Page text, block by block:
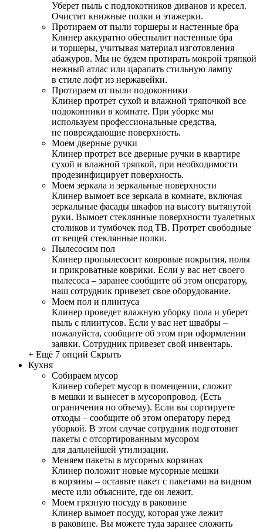
Уберет пыль с подлокотников диванов и кресел.
Очистит книжные полки и этажерки.
Протираем от пыли торшеры и настенные бра
Клинер аккуратно обеспылит настенные бра
и торшеры, учитывая материал изготовления
абажуров. Мы не будем протирать мокрой тряпкой
нежный атлас или царапать стильную лампу
в стиле лофт из нержавейки.
Протираем от пыли подоконники
Клинер протрет сухой и влажной тряпочкой все
подоконники в комнате. При уборке мы
используем профессиональные средства,
не повреждающие поверхность.
Моем дверные ручки
Клинер протрет все дверные ручки в квартире
сухой и влажной тряпкой, при необходимости
продезинфицирует поверхность.
Моем зеркала и зеркальные поверхности
Клинер вымоет все зеркала в комнате, включая
зеркальные фасады шкафов на высоту вытянутой
руки. Вымоет стеклянные поверхности туалетных
столиков и тумбочек под ТВ. Протрет свободные
от вещей стеклянные полки.
Пылесосим пол
Клинер пропылесосит ковровые покрытия, полы
и прикроватные коврики. Если у вас нет своего
пылесоса – заранее сообщите об этом оператору,
наш сотрудник привезет свое оборудование.
Моем пол и плинтуса
Клинер проведет влажную уборку пола и уберет
пыль с плинтусов. Если у вас нет швабры –
пожалуйста, сообщите об этом при оформлении
заявки. Сотрудник привезет свой инвентарь.
+ Ещё 7 опций Скрыть
Кухня
Собираем мусор
Клинер соберет мусор в помещении, сложит
в мешки и вынесет в мусоропровод. (Есть
ограничения по объему). Если вы сортируете
отходы – сообщите об этом оператору перед
уборкой. В этом случае сотрудник подготовит
пакеты с отсортированным мусором
для дальнейшей утилизации.
Меняем пакеты в мусорных корзинах
Клинер положит новые мусорные мешки
в корзины – оставьте пакет с пакетами на видном
месте или объясните, где он лежит.
Моем грязную посуду в раковине
Клинер вымоет посуду, которая уже лежит
в раковине. Вы можете туда заранее сложить